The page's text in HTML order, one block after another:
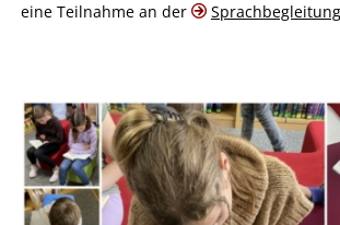
eine Teilnahme an der
Sprachbegleitung